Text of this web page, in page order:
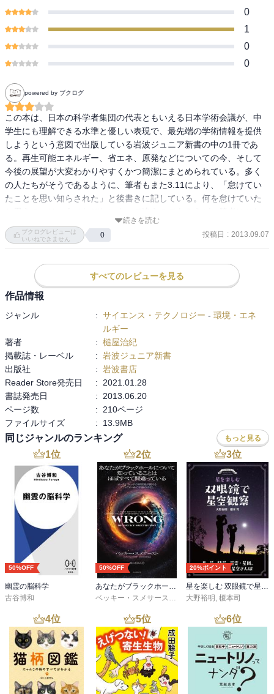
0
1
0
0
powered by ブクログ
この本は、日本の科学者集団の代表ともいえる日本学術会議が、中
学生にも理解できる水準と優しい表現で、最先端の学術情報を提供
しようという意図で出版している岩波ジュニア新書の中の1冊であ
る。再生可能エネルギー、省エネ、原発などについての今、そして
今後の展望が大変わかりやすくかつ簡潔にまとめられている。多く
の人たちがそうであるように、筆者もまた3.11により、「怠けてい
たことを思い知らされた」と後書きに記している。何を怠けていた
からの日本のあるべきエネルギーの姿をもっときちんと研究しよう
というテーマに取り組んだわけで、本書は、その一つの成果ともい
続きを読む
ブクログレビューは
いいねできません
0 投稿日 : 2013.09.07
すべてのレビューを見る
作品情報
ジャンル : サイエンス・テクノロジー - 環境・エネ
ルギー
著者
: 槌屋治紀
掲載誌・レーベル
: 岩波ジュニア新書
出版社
: 岩波書店
Reader Store発売日
:
2021.01.28
書誌発売日
:
2013.06.20
ページ数
:
210ページ
ファイルサイズ
: 13.9MB
同じジャンルのランキング もっと見る
1位
50%OFF
幽霊の脳科学
古谷博和
2位
50%OFF
あなたがブラックホールについて知っていることはほぼすべて間違っている
ベッキー・スメサースト
梶山 あゆみ
3位
20%ポイント
星を楽しむ 双眼鏡で星空観察
大野裕明 , 榎本司
4位 5位 6位